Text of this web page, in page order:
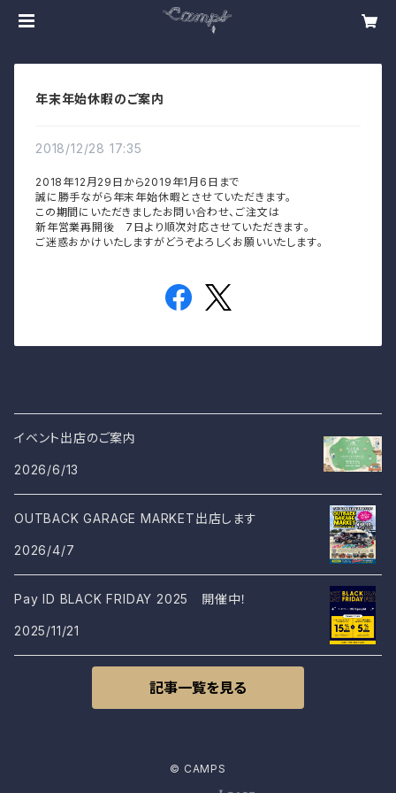
年末年始休暇のご案内
2018/12/28 17:35
2018年12月29日から2019年1月6日まで
誠に勝手ながら年末年始休暇とさせていただきます。
この期間にいただきましたお問い合わせ、ご注文は
新年営業再開後 7日より順次対応させていただきます。
ご迷惑おかけいたしますがどうぞよろしくお願いいたします。
イベント出店のご案内
2026/6/13
OUTBACK GARAGE MARKET出店します
2026/4/7
Pay ID BLACK FRIDAY 2025 開催中！
2025/11/21
記事一覧を見る
© CAMPS